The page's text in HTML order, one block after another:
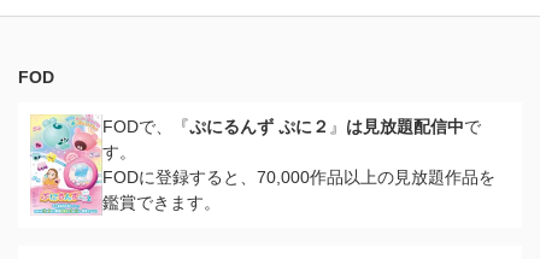
FOD
FODで、『ぷにるんず ぷに２ 』 は見放題配信中で
す。
FODに登録すると、70,000作品以上の見放題作品を
鑑賞できます。